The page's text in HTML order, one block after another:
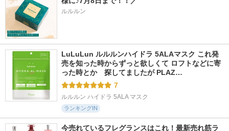
ルルルン
LuLuLun ルルルンハイドラ 5ALAマスク これ発
売を知った時からずっと欲しくて ロフトなどに寄
った時とか　探してましたが PLAZ…
7
ルルルン ハイドラ 5ALA マスク
ランキングIN
今売れているフレグランスはこれ！最新売れ筋ラ